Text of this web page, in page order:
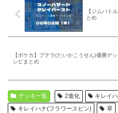
【ジムバト
とめ
【ポケカ】プテラ(たいかこうせん)優勝デ
シピまとめ
デッキ一覧 2進化
キレイ
キレイハナ(フラワースピン)
草